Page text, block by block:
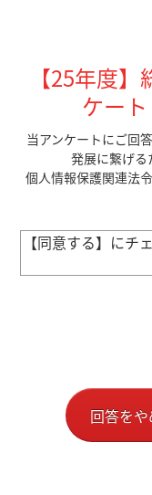
【25年度
ケート
当アンケートにご回
発展に繋げる
個人情報保護関連法
【同意する】にチ
回答をや